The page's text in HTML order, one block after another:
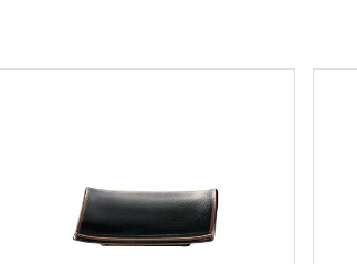
れ
※
別